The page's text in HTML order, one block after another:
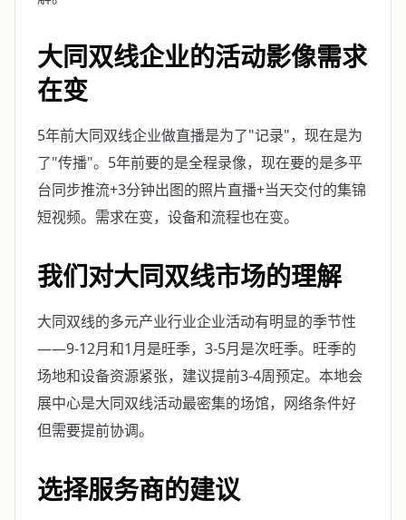
大同双线企业的活动影像需求
在变
5年前大同双线企业做直播是为了"记录"，现在是为
了"传播"。5年前要的是全程录像，现在要的是多平
台同步推流+3分钟出图的照片直播+当天交付的集锦
短视频。需求在变，设备和流程也在变。
我们对大同双线市场的理解
大同双线的多元产业行业企业活动有明显的季节性
——9-12月和1月是旺季，3-5月是次旺季。旺季的
场地和设备资源紧张，建议提前3-4周预定。本地会
展中心是大同双线活动最密集的场馆，网络条件好
但需要提前协调。
选择服务商的建议